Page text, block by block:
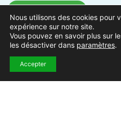
Suivez-nous !
Nous utilisons des cookies pour
expérience sur notre site.
Vous pouvez en savoir plus sur
les désactiver dans paramètres.
Accepter